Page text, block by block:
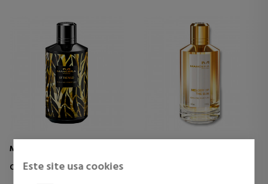
Este site usa cookies
MANCERA
OF THE WILD